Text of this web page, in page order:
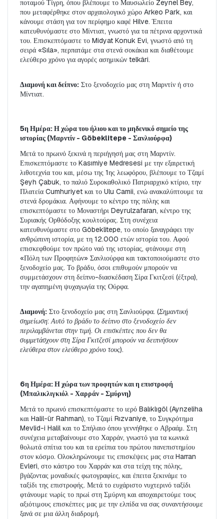
ποταμού Τίγρη, όπου βλέπουμε το Μαυσωλείο Zeynel Bey,
που μεταφέρθηκε στον αρχαιολογικό χώρο Arkeo Park, και
κάνουμε στάση για τον περίφημο καφέ Hilve. Έπειτα
κατευθυνόμαστε στο Μίντιατ, γνωστό για τα πέτρινα αρχοντικά
του. Επισκεπτόμαστε το Midyat Konuk Evi, γνωστό από τη
σειρά «Sıla», περπατάμε στα στενά σοκάκια και διαθέτουμε
ελεύθερο χρόνο για αγορές ασημικών telkâri.
Διαμονή και δείπνο: Στο ξενοδοχείο μας στη Μαρντίν ή στο
Μίντιατ.
5η Ημέρα: Η χώρα του ήλιου και το μηδενικό σημείο της
ιστορίας (Μαρντίν - Göbeklitepe - Σανλιούρφα)
Μετά το πρωινό ξεκινά η περιήγησή μας στη Μαρντίν.
Επισκεπτόμαστε το Kasımiye Medresesi με την εξαιρετική
λιθοτεχνία του και, μέσω της 1ης λεωφόρου, βλέπουμε το Τζαμί
Şeyh Çabuk, το παλιό Συροκαθολικό Πατριαρχικό κτίριο, την
Πλατεία Cumhuriyet και το Ulu Camii, ενώ ανακαλύπτουμε τα
στενά δρομάκια. Αφήνουμε το κέντρο της πόλης και
επισκεπτόμαστε το Μοναστήρι Deyrulzafaran, κέντρο της
Συριακής Ορθόδοξης κουλτούρας. Στη συνέχεια
κατευθυνόμαστε στο Göbeklitepe, το οποίο ξαναγράφει την
ανθρώπινη ιστορία, με τη 12.000 ετών ιστορία του. Αφού
επισκεφθούμε τον πρώτο ναό της ιστορίας, φτάνουμε στη
«Πόλη των Προφητών» Σανλιούρφα και τακτοποιούμαστε στο
ξενοδοχείο μας. Το βράδυ, όσοι επιθυμούν μπορούν να
συμμετάσχουν στη δείπνο-διασκέδαση Σίρα Γκιτζεσί (έξτρα),
την αγαπημένη ψυχαγωγία της Ούρφα.
Διαμονή: Στο ξενοδοχείο μας στη Σανλιούρφα. (Σημαντική
σημείωση: Αυτό το βράδυ το δείπνο στο ξενοδοχείο δεν
περιλαμβάνεται στην τιμή. Οι επισκέπτες που δεν θα
συμμετάσχουν στη Σίρα Γκιτζεσί μπορούν να δειπνήσουν
ελεύθερα στον ελεύθερο χρόνο τους).
6η Ημέρα: Η χώρα των προφητών και η επιστροφή
(Μπαλικλιγκιόλ - Χαρράν - Σμύρνη)
Μετά το πρωινό επισκεπτόμαστε το ιερό Balıklıgöl (Aynzeliha
και Halil-ür Rahman), το Τζαμί Rızvaniye, το Συγκρότημα
Mevlid-i Halil και το Σπήλαιο όπου γεννήθηκε ο Αβραάμ. Στη
συνέχεια μεταβαίνουμε στο Χαρράν, γνωστό για τα κωνικά
θολωτά σπίτια του και τα ερείπια του πρώτου πανεπιστημίου
στον κόσμο. Ολοκληρώνουμε τις επισκέψεις μας στα Harran
Evleri, στο κάστρο του Χαρράν και στα τείχη της πόλης,
βγάζοντας μοναδικές φωτογραφίες, και έπειτα ξεκινάμε το
ταξίδι της επιστροφής. Μετά το ευχάριστο νυχτερινό ταξίδι
φτάνουμε νωρίς το πρωί στη Σμύρνη και αποχαιρετούμε τους
αξιότιμους επισκέπτες μας με την ελπίδα να σας συναντήσουμε
ξανά σε μια άλλη διαδρομή.